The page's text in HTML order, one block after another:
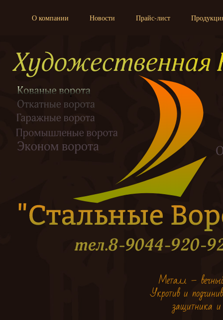
О компании Новости Прайс-лист
Металл –
Укротив и
защитника